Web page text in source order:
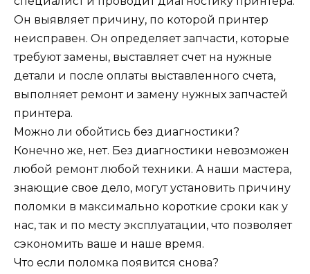
Он выявляет причину, по которой принтер
неисправен. Он определяет запчасти, которые
требуют замены, выставляет счет на нужные
детали и после оплаты выставленного счета,
выполняет ремонт и замену нужных запчастей
принтера.
Можно ли обойтись без диагностики?
Конечно же, нет. Без диагностики невозможен
любой ремонт любой техники. А наши мастера,
знающие свое дело, могут установить причину
поломки в максимально короткие сроки как у
нас, так и по месту эксплуатации, что позволяет
сэкономить ваше и наше время.
Что если поломка появится снова?